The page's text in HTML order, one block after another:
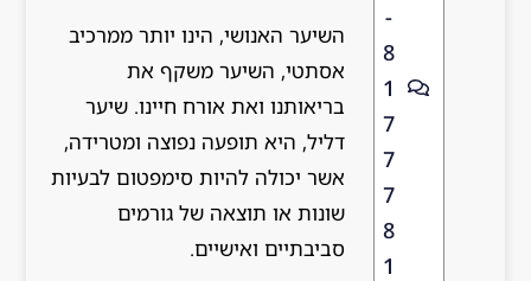
-
8
1
7
7
7
8
1
השיער האנושי, הינו יותר ממרכיב
אסתטי, השיער משקף את
בריאותנו ואת אורח חיינו. שיער
דליל, היא תופעה נפוצה ומטרידה,
אשר יכולה להיות סימפטום לבעיות
שונות או תוצאה של גורמים
סביבתיים ואישיים.